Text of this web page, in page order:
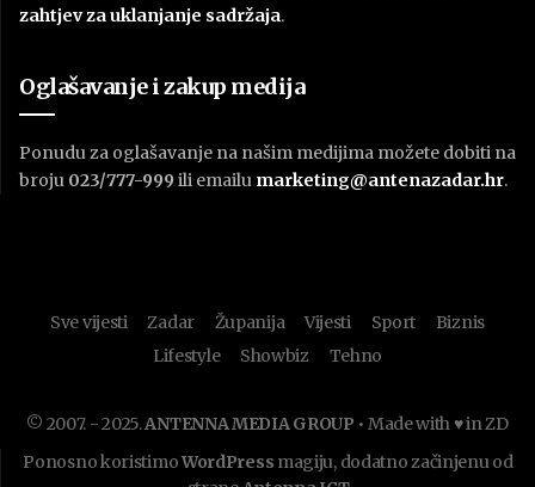
zahtjev za uklanjanje sadržaja.
Oglašavanje i zakup medija
Ponudu za oglašavanje na našim medijima možete dobiti na
broju 023/777-999 ili emailu marketing@antenazadar.hr.
Sve vijesti Zadar Županija Vijesti Sport
Biznis
Lifestyle
Showbiz Tehno
© 2007. - 2025.ANTENNA MEDIA GROUP • Made with ♥ in ZD
Ponosno koristimoWordPress magiju, dodatno začinjenu od